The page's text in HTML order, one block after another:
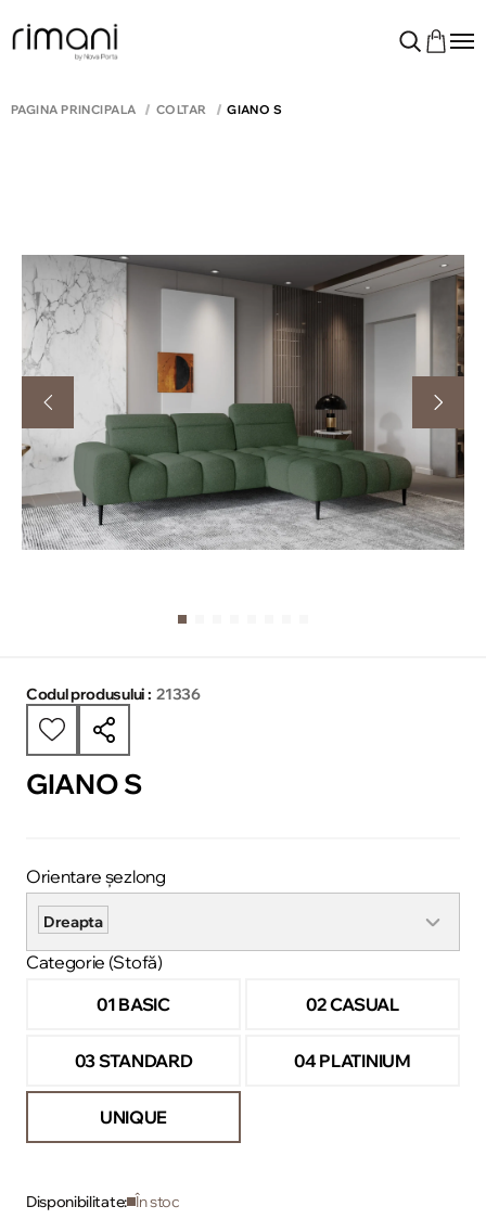
PAGINA PRINCIPALĂ COLTAR GIANO S
Codul produsului : 21336
GIANO S
Orientare șezlong
Dreapta
Categorie (Stofă)
01 BASIC
02 CASUAL
03 STANDARD 04 PLATINIUM
UNIQUE
Disponibilitate: În stoc